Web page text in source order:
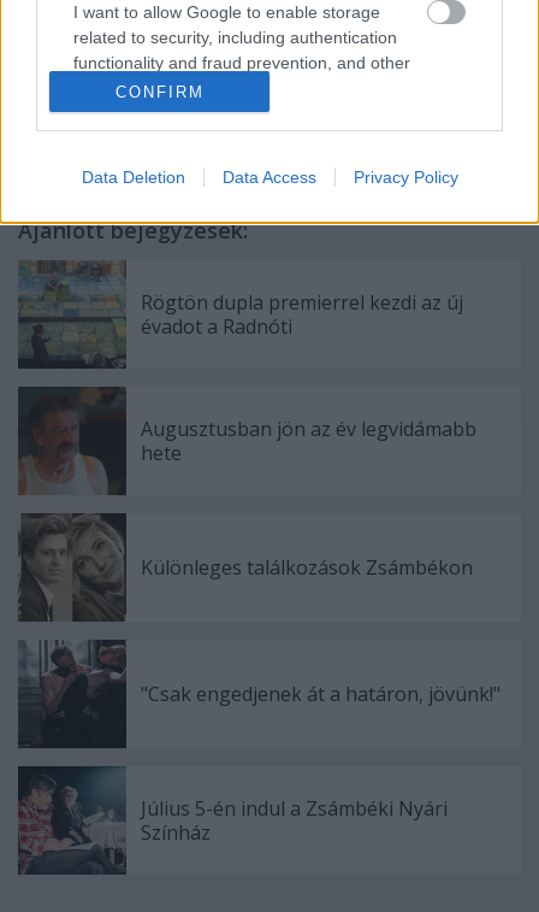
I want to allow Google to enable storage
related to security, including authentication
functionality and fraud prevention, and other
user protection.
CONFIRM
Data Deletion Data Access Privacy Policy
Ajánlott bejegyzések:
Rögtön dupla premierrel kezdi az új
évadot a Radnóti
Augusztusban jön az év legvidámabb
hete
Különleges találkozások Zsámbékon
"Csak engedjenek át a határon, jövünk!"
Július 5-én indul a Zsámbéki Nyári
Színház